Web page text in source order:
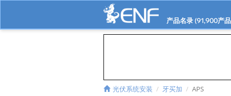
产品名录 (91,900产
光伏系统安装 牙买加 APS